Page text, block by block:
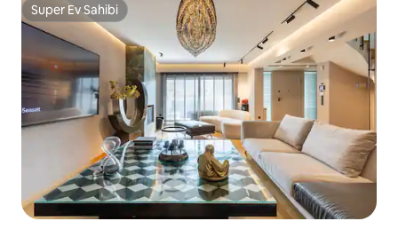
Super Ev Sahibi
Super Ev Sahibi